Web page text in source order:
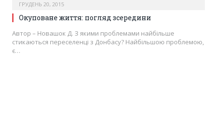
ГРУДЕНЬ 20, 2015
Окуповане життя: погляд зсередини
Aвтор – Новашок Д. З якими проблемами найбільше
стикаються переселенці з Донбасу? Найбільшою проблемою,
є…